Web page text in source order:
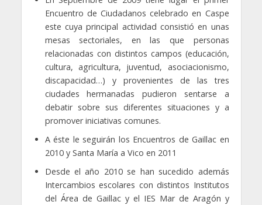
Encuentro de Ciudadanos celebrado en Caspe
este cuya principal actividad consistió en unas
mesas sectoriales, en las que personas
relacionadas con distintos campos (educación,
cultura, agricultura, juventud, asociacionismo,
discapacidad…) y provenientes de las tres
ciudades hermanadas pudieron sentarse a
debatir sobre sus diferentes situaciones y a
promover iniciativas comunes.
A éste le seguirán los Encuentros de Gaillac en
2010 y Santa María a Vico en 2011
Desde el año 2010 se han sucedido además
Intercambios escolares con distintos Institutos
del Área de Gaillac y el IES Mar de Aragón y